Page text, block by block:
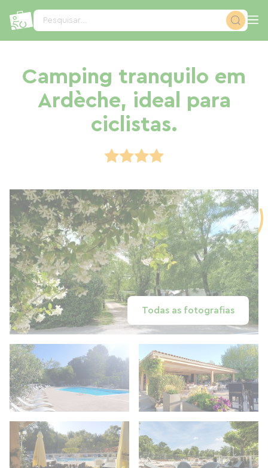
Pesquisar...
Camping tranquilo em
Ardèche, ideal para
ciclistas.
Todas as fotografias
Painel de Gerenciamento de Cookies